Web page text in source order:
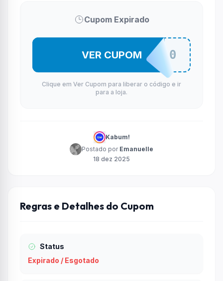
Cupom Expirado
NATAL10
VER CUPOM
Clique em Ver Cupom para liberar o código e ir
para a loja.
Kabum!
Postado por Emanuelle
18 dez 2025
Regras e Detalhes do Cupom
Status
Expirado / Esgotado